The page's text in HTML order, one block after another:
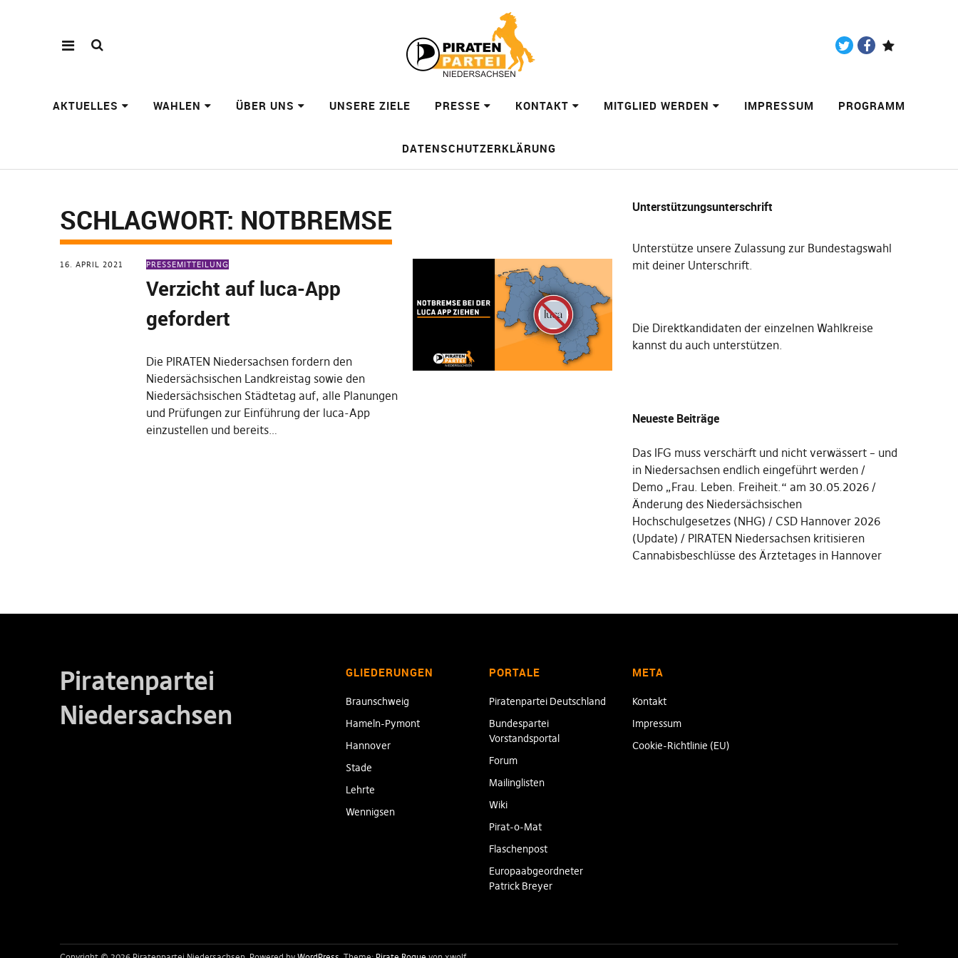
AKTUELLES WAHLEN ÜBER UNS UNSERE ZIELE PRESSE KONTAKT MITGLIED WERDEN IMPRESSUM PROGRAMM
DATENSCHUTZERKLÄRUNG
SCHLAGWORT: NOTBREMSE
16. APRIL 2021 PRESSEMITTEILUNG
Verzicht auf luca-App
gefordert
Die PIRATEN Niedersachsen fordern den
Niedersächsischen Landkreistag sowie den
Niedersächsischen Städtetag auf, alle Planungen
und Prüfungen zur Einführung der luca-App
einzustellen und bereits…
Unterstützungsunterschrift
Unterstütze unsere Zulassung zur Bundestagswahl
mit deiner Unterschrift.
Die Direktkandidaten der einzelnen Wahlkreise
kannst du auch unterstützen.
Neueste Beiträge
Das IFG muss verschärft und nicht verwässert – und
in Niedersachsen endlich eingeführt werden
Demo „Frau. Leben. Freiheit.“ am 30.05.2026
Änderung des Niedersächsischen
Hochschulgesetzes (NHG)
CSD Hannover 2026
(Update)
PIRATEN Niedersachsen kritisieren
Cannabisbeschlüsse des Ärztetages in Hannover
Piratenpartei
Niedersachsen
GLIEDERUNGEN
Braunschweig
Hameln-Pymont
Hannover
Stade
Lehrte
Wennigsen
PORTALE
Piratenpartei Deutschland
Bundespartei
Vorstandsportal
Forum
Mailinglisten
Wiki
Pirat-o-Mat
Flaschenpost
Europaabgeordneter
Patrick Breyer
META
Kontakt
Impressum
Cookie-Richtlinie (EU)